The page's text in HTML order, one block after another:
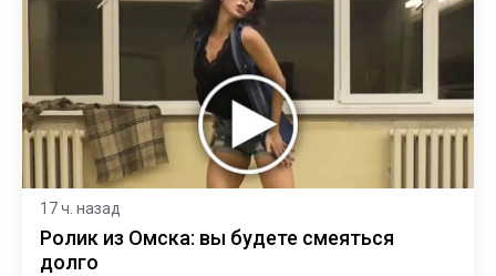
17 ч. назад
Ролик из Омска: вы будете смеяться
долго